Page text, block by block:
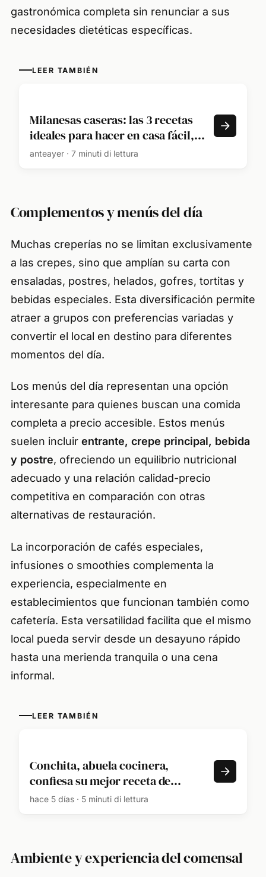
gastronómica completa sin renunciar a sus
necesidades dietéticas específicas.
LEER TAMBIÉN
Milanesas caseras: las 3 recetas
ideales para hacer en casa fácil,
rápidas y con mucho sabor
anteayer · 7 minuti di lettura
Complementos y menús del día
Muchas creperías no se limitan exclusivamente
a las crepes, sino que amplían su carta con
ensaladas, postres, helados, gofres, tortitas y
bebidas especiales. Esta diversificación permite
atraer a grupos con preferencias variadas y
convertir el local en destino para diferentes
momentos del día.
Los menús del día representan una opción
interesante para quienes buscan una comida
completa a precio accesible. Estos menús
suelen incluir entrante, crepe principal, bebida
y postre, ofreciendo un equilibrio nutricional
adecuado y una relación calidad-precio
competitiva en comparación con otras
alternativas de restauración.
La incorporación de cafés especiales,
infusiones o smoothies complementa la
experiencia, especialmente en
establecimientos que funcionan también como
cafetería. Esta versatilidad facilita que el mismo
local pueda servir desde un desayuno rápido
hasta una merienda tranquila o una cena
informal.
LEER TAMBIÉN
Conchita, abuela cocinera,
confiesa su mejor receta de
croquetas: "Son 3 cucharadas de
hace 5 días · 5 minuti di lettura
Ambiente y experiencia del comensal